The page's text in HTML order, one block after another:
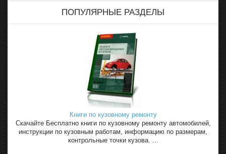
ПОПУЛЯРНЫЕ РАЗДЕЛЫ
Книги по кузовному ремонту
Скачайте Бесплатно книги по кузовному ремонту автомобилей,
инструкции по кузовным работам, информацию по размерам,
контрольные точки кузова. ...